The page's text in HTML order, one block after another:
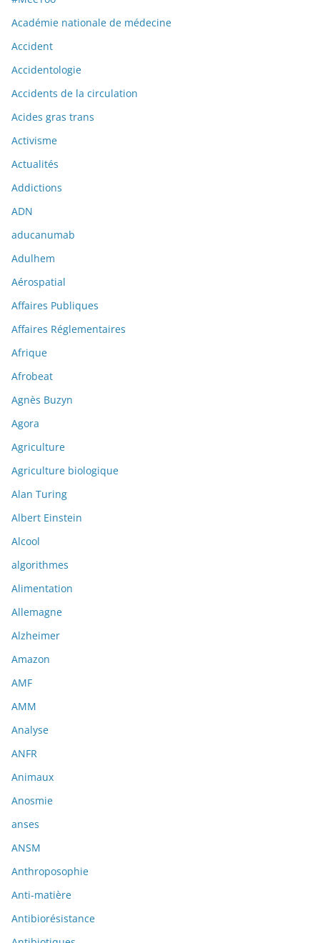
Académie nationale de médecine
Accident
Accidentologie
Accidents de la circulation
Acides gras trans
Activisme
Actualités
Addictions
ADN
aducanumab
Adulhem
Aérospatial
Affaires Publiques
Affaires Réglementaires
Afrique
Afrobeat
Agnès Buzyn
Agora
Agriculture
Agriculture biologique
Alan Turing
Albert Einstein
Alcool
algorithmes
Alimentation
Allemagne
Alzheimer
Amazon
AMF
AMM
Analyse
ANFR
Animaux
Anosmie
anses
ANSM
Anthroposophie
Anti-matière
Antibiorésistance